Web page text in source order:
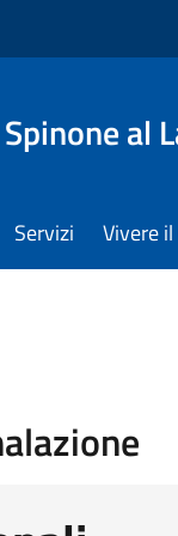
al
Servizi Vivere